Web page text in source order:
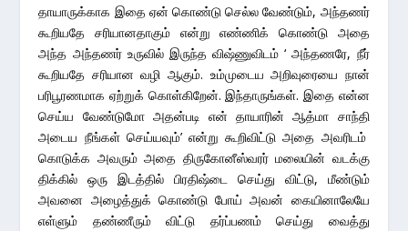
தாயாருக்காக இதை ஏன் கொண்டு செல்ல வேண்டும், அந்தணர்
கூறியதே சரியானதாகும் என்று எண்ணிக் கொண்டு அதை
அந்த அந்தணர் உருவில் இருந்த விஷ்ணுவிடம் ‘ அந்தணரே, நீர்
கூறியதே சரியான வழி ஆகும். உம்முடைய அறிவுரையை நான்
பரிபூரணமாக ஏற்றுக் கொள்கிறேன். இந்தாருங்கள். இதை என்ன
செய்ய வேண்டுமோ அதன்படி என் தாயாரின் ஆத்மா சாந்தி
அடைய நீங்கள் செய்யவும்’ என்று கூறிவிட்டு அதை அவரிடம்
கொடுக்க அவரும் அதை திருகோனீஸ்வரர் மலையின் வடக்கு
திக்கில் ஒரு இடத்தில் பிரதிஷ்டை செய்து விட்டு, மீண்டும்
அவனை அழைத்துக் கொண்டு போய் அவன் கையினாலேயே
எள்ளும் தண்ணீரும் விட்டு தர்ப்பணம் செய்து வைத்து